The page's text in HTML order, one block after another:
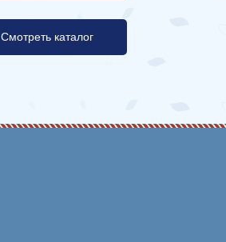
Смотреть каталог